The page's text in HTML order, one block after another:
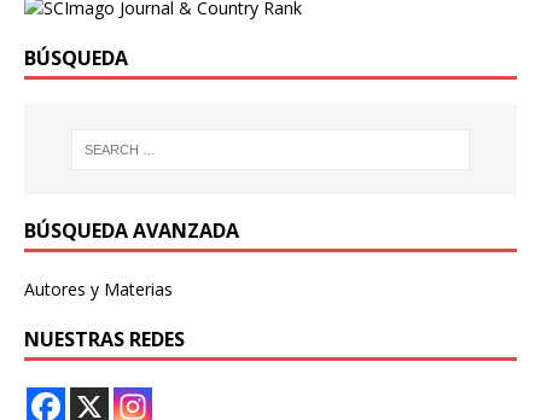
BÚSQUEDA
BÚSQUEDA AVANZADA
Autores y Materias
NUESTRAS REDES